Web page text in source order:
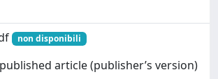
non disponibili
article (publisher’s version)